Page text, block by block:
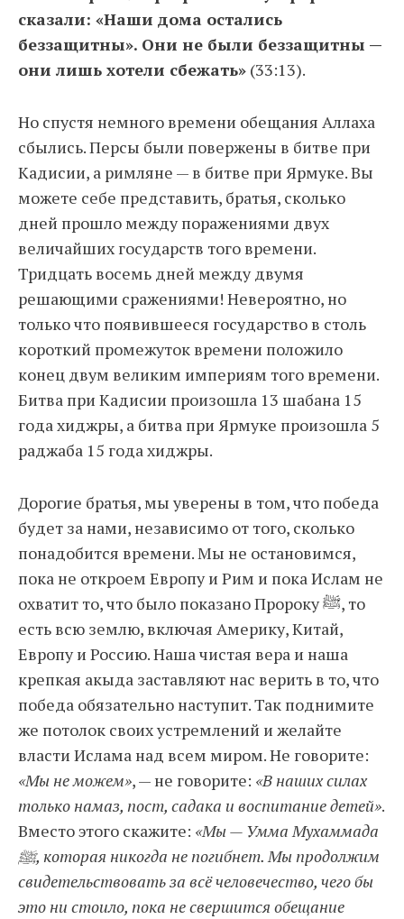
сказали: «Наши дома остались
беззащитны». Они не были беззащитны —
они лишь хотели сбежать» (33:13).
Но спустя немного времени обещания Аллаха
сбылись. Персы были повержены в битве при
Кадисии, а римляне — в битве при Ярмуке. Вы
можете себе представить, братья, сколько
дней прошло между поражениями двух
величайших государств того времени.
Тридцать восемь дней между двумя
решающими сражениями! Невероятно, но
только что появившееся государство в столь
короткий промежуток времени положило
конец двум великим империям того времени.
Битва при Кадисии произошла 13 шабана 15
года хиджры, а битва при Ярмуке произошла 5
раджаба 15 года хиджры.
Дорогие братья, мы уверены в том, что победа
будет за нами, независимо от того, сколько
понадобится времени. Мы не остановимся,
пока не откроем Европу и Рим и пока Ислам не
охватит то, что было показано Пророку ﷺ, то
есть всю землю, включая Америку, Китай,
Европу и Россию. Наша чистая вера и наша
крепкая акыда заставляют нас верить в то, что
победа обязательно наступит. Так поднимите
же потолок своих устремлений и желайте
власти Ислама над всем миром. Не говорите:
«Мы не можем», — не говорите: «В наших силах
только намаз, пост, садака и воспитание детей».
Вместо этого скажите: «Мы — Умма Мухаммада
ﷺ, которая никогда не погибнет. Мы продолжим
свидетельствовать за всё человечество, чего бы
это ни стоило, пока не свершится обещание